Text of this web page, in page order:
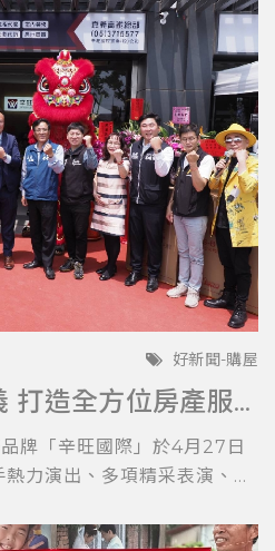
好新聞-購屋
辛旺國際深耕嘉義 打造全方位房產服務平台 與在地青年共創希望藍圖
牌「辛旺國際」於4月27日
力演出、多項精采表演、...